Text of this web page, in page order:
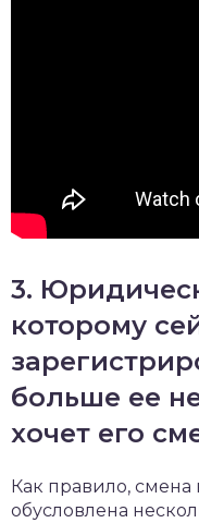
3.
которому
больше ее
хочет его
Как правило,
обусловлена